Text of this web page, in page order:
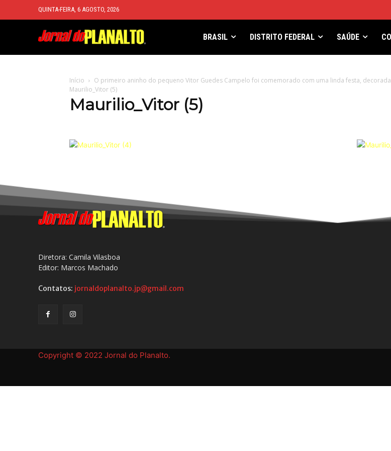
QUINTA-FEIRA, 6 AGOSTO, 2026
BRASIL DISTRITO FEDERAL SAÚDE
Início
O primeiro aninho do pequeno Vitor Guedes Campelo foi comemorado com uma linda festa,
Maurilio_Vitor (5)
Maurilio_Vitor (5)
Diretora: Camila Vilasboa
Editor: Marcos Machado
Contatos: jornaldoplanalto.jp@gmail.com
Copyright © 2022 Jornal do Planalto.